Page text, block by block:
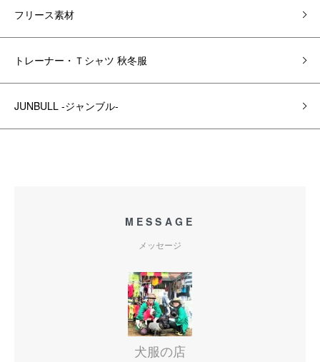
フリース素材
トレーナー・Ｔシャツ 秋冬服
JUNBULL -ジャンブル-
MESSAGE
メッセージ
犬服の店